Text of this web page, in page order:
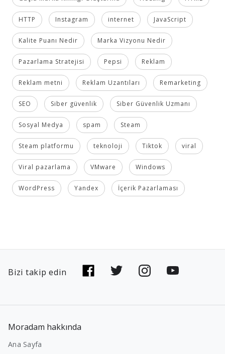
HTTP Instagram internet JavaScript
Kalite Puanı Nedir Marka Vizyonu Nedir
Pazarlama Stratejisi Pepsi Reklam
Reklam metni Reklam Uzantıları Remarketing
SEO Siber güvenlik Siber Güvenlik Uzmanı
Sosyal Medya spam Steam
Steam platformu teknoloji Tiktok viral
Viral pazarlama VMware Windows
WordPress Yandex İçerik Pazarlaması
Bizi takip edin
Moradam hakkında
Ana Sayfa